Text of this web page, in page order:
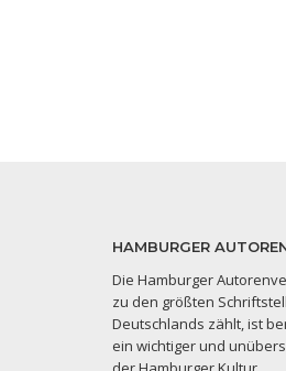
HAMBURGER
Die Hamburger
zu den größten
Deutschlands zählt, ist
ein wichtiger und